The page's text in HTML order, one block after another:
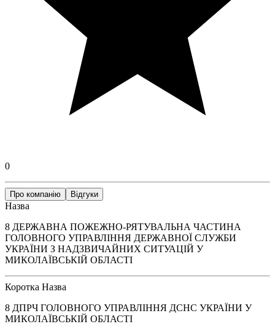
0
Про компанію Відгуки
Назва
8 ДЕРЖАВНА ПОЖЕЖНО-РЯТУВАЛЬНА ЧАСТИНА
ГОЛОВНОГО УПРАВЛІННЯ ДЕРЖАВНОЇ СЛУЖБИ
УКРАЇНИ З НАДЗВИЧАЙНИХ СИТУАЦІЙ У
МИКОЛАЇВСЬКІЙ ОБЛАСТІ
Коротка Назва
8 ДПРЧ ГОЛОВНОГО УПРАВЛІННЯ ДСНС УКРАЇНИ У
МИКОЛАЇВСЬКІЙ ОБЛАСТІ